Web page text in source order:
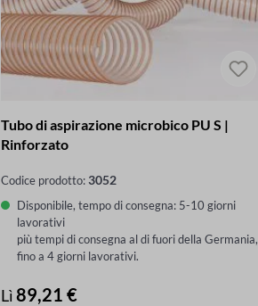
Tubo di aspirazione microbico PU S |
Rinforzato
Codice prodotto:3052
Disponibile, tempo di consegna: 5-10 giorni
lavorativi
più tempi di consegna al di fuori della Germania,
fino a 4 giorni lavorativi.
Prezzo normale:
Lì89,21 €